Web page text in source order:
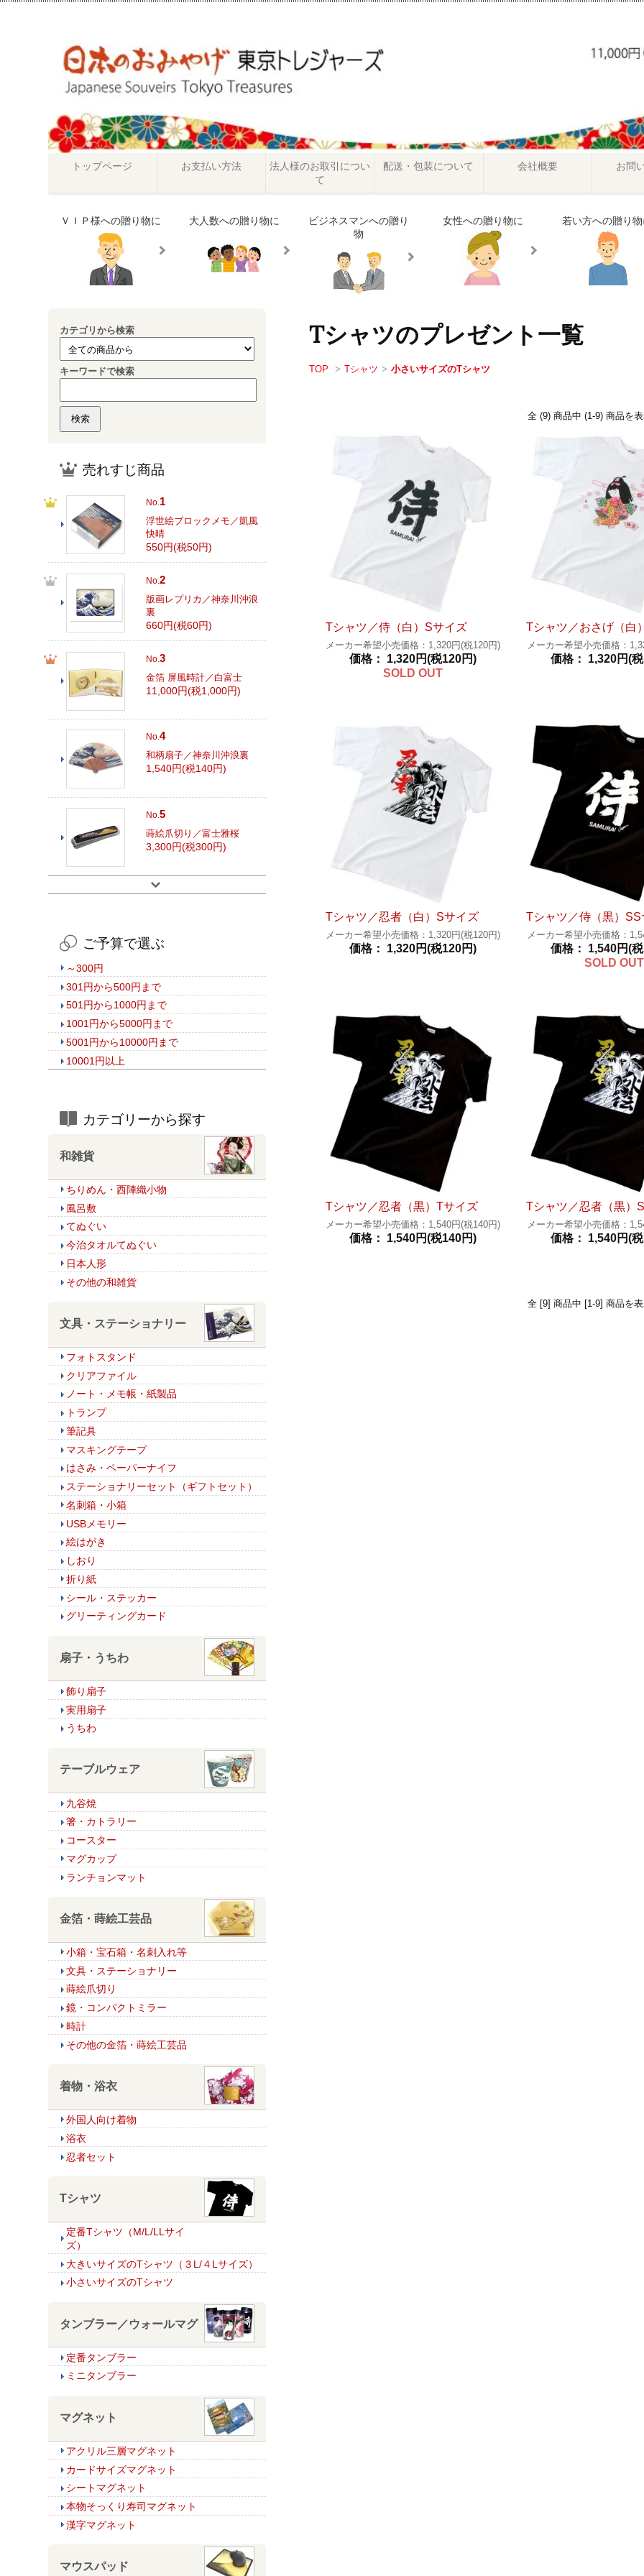
トップページ お支払い方法
法人様のお取引につい
て
配送・包装について 会社概要 お問
ＶＩＰ様への贈り物に 大人数への贈り物に
ビジネスマンへの贈り
物
女性への贈り物に 若い方への贈り物
Tシャツのプレゼント一覧
TOP > Tシャツ > 小さいサイズのTシャツ
全 (9) 商品中 (1-9) 商品を
Tシャツ／侍（白）Sサイズ
メーカー希望小売価格：1,320円(税120円)
価格： 1,320円(税120円)
SOLD OUT
Tシャツ／おさげ（白
メーカー希望小売価格：
価格： 1,320円(
Tシャツ／忍者（白）Sサイズ
メーカー希望小売価格：1,320円(税120円)
価格： 1,320円(税120円)
Tシャツ／侍（黒）SS
メーカー希望小売価格：
価格： 1,540円(
SOLD OUT
Tシャツ／忍者（黒）Tサイズ
メーカー希望小売価格：1,540円(税140円)
価格： 1,540円(税140円)
Tシャツ／忍者（黒）
メーカー希望小売価格：
価格： 1,540円(
全 [9] 商品中 [1-9] 商品を
カテゴリから検索
キーワードで検索
売れすじ商品
No. 1
浮世絵ブロックメモ／凱風
快晴
550円(税50円)
No. 2
版画レプリカ／神奈川沖浪
裏
660円(税60円)
No. 3
金箔 屏風時計／白富士
11,000円(税1,000円)
No.4
和柄扇子／神奈川沖浪裏
1,540円(税140円)
No.5
蒔絵爪切り／富士雅桜
3,300円(税300円)
ご予算で選ぶ
～300円
301円から500円まで
501円から1000円まで
1001円から5000円まで
5001円から10000円まで
10001円以上
カテゴリーから探す
和雑貨
ちりめん・西陣織小物
風呂敷
てぬぐい
今治タオルてぬぐい
日本人形
その他の和雑貨
文具・ステーショナリー
フォトスタンド
クリアファイル
ノート・メモ帳・紙製品
トランプ
筆記具
マスキングテープ
はさみ・ペーパーナイフ
ステーショナリーセット（ギフトセット）
名刺箱・小箱
USBメモリー
絵はがき
しおり
折り紙
シール・ステッカー
グリーティングカード
扇子・うちわ
飾り扇子
実用扇子
うちわ
テーブルウェア
九谷焼
箸・カトラリー
コースター
マグカップ
ランチョンマット
金箔・蒔絵工芸品
小箱・宝石箱・名刺入れ等
文具・ステーショナリー
蒔絵爪切り
鏡・コンパクトミラー
時計
その他の金箔・蒔絵工芸品
着物・浴衣
外国人向け着物
浴衣
忍者セット
Tシャツ
定番Tシャツ（M/L/LLサイ
ズ）
大きいサイズのTシャツ（３L/４Lサイズ）
小さいサイズのTシャツ
タンブラー／ウォールマグ
定番タンブラー
ミニタンブラー
マグネット
アクリル三層マグネット
カードサイズマグネット
シートマグネット
本物そっくり寿司マグネット
漢字マグネット
マウスパッド